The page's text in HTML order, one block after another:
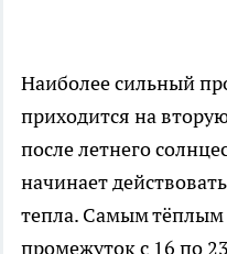
Наиболее сильный
приходится на
после летнего
начинает
тепла. Самым тёплым
промежуток с 16 по